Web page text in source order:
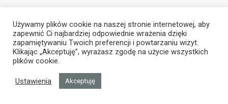
Używamy plików cookie na naszej stronie internetowej, aby
zapewnić Ci najbardziej odpowiednie wrażenia dzięki
zapamiętywaniu Twoich preferencji i powtarzaniu wizyt.
Klikając „Akceptuję”, wyrażasz zgodę na użycie wszystkich
plików cookie.
Ustawienia Akceptuję